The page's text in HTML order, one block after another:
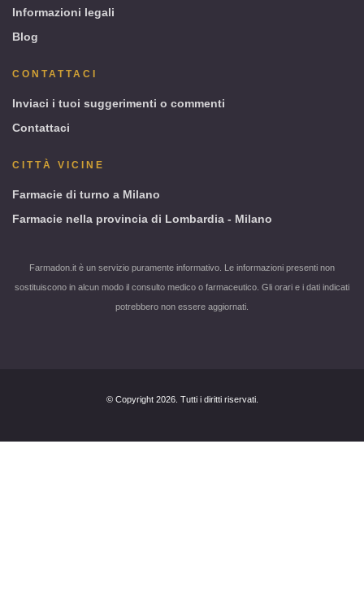
Informazioni legali
Blog
CONTATTACI
Inviaci i tuoi suggerimenti o commenti
Contattaci
CITTÀ VICINE
Farmacie di turno a Milano
Farmacie nella provincia di Lombardia - Milano
Farmadon.it è un servizio puramente informativo. Le informazioni presenti non
sostituiscono in alcun modo il consulto medico o farmaceutico. Gli orari e i dati indicati
potrebbero non essere aggiornati.
© Copyright 2026. Tutti i diritti riservati.